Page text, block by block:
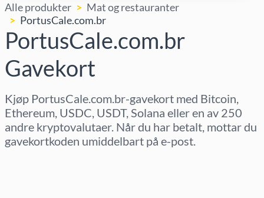
Alle produkter
Mat og restauranter
PortusCale.com.br
PortusCale.com.br
Gavekort
Kjøp PortusCale.com.br-gavekort med Bitcoin,
Ethereum, USDC, USDT, Solana eller en av 250
andre kryptovalutaer. Når du har betalt, mottar du
gavekortkoden umiddelbart på e-post.